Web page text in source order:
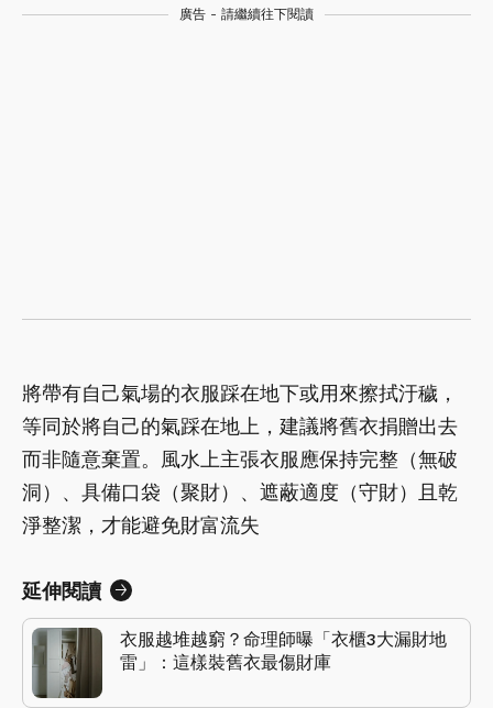
廣告 - 請繼續往下閱讀
將帶有自己氣場的衣服踩在地下或用來擦拭汙穢，
等同於將自己的氣踩在地上，建議將舊衣捐贈出去
而非隨意棄置。風水上主張衣服應保持完整（無破
洞）、具備口袋（聚財）、遮蔽適度（守財）且乾
淨整潔，才能避免財富流失
延伸閱讀
衣服越堆越窮？命理師曝「衣櫃3大漏財地
雷」：這樣裝舊衣最傷財庫